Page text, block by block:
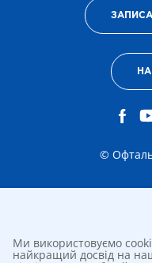
©
Ми використовуємо
найкращий досвід на